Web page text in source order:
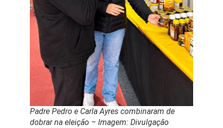
Padre Pedro e Carla Ayres combinaram de
dobrar na eleição – Imagem: Divulgação